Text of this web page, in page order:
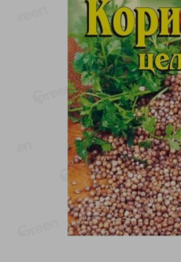
Корм влаж. для
-24%
4.99
ТОФУ